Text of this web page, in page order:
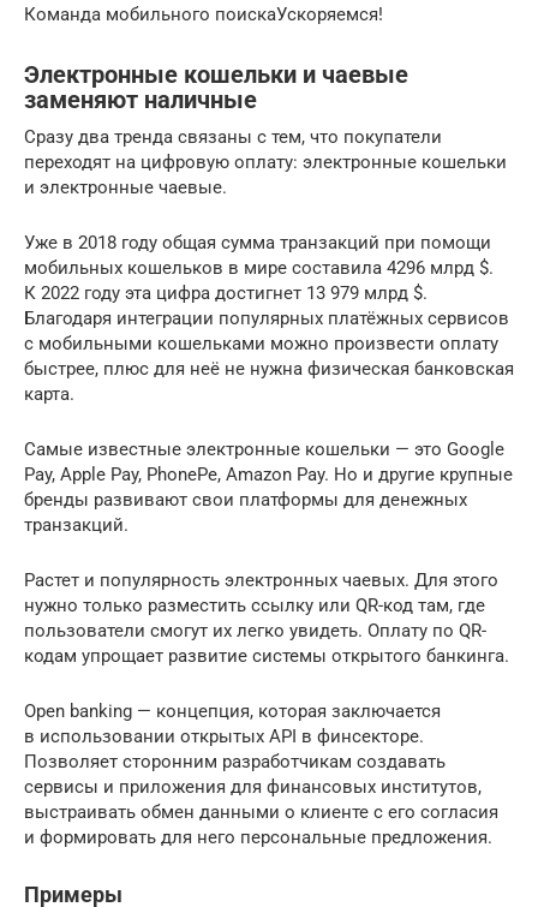
Команда мобильного поискаУскоряемся!
Электронные кошельки и чаевые
заменяют наличные
Сразу два тренда связаны с тем, что покупатели
переходят на цифровую оплату: электронные кошельки
и электронные чаевые.
Уже в 2018 году общая сумма транзакций при помощи
мобильных кошельков в мире составила 4296 млрд $.
К 2022 году эта цифра достигнет 13 979 млрд $.
Благодаря интеграции популярных платёжных сервисов
с мобильными кошельками можно произвести оплату
быстрее, плюс для неё не нужна физическая банковская
карта.
Самые известные электронные кошельки — это Google
Pay, Apple Pay, PhonePe, Amazon Pay. Но и другие крупные
бренды развивают свои платформы для денежных
транзакций.
Растет и популярность электронных чаевых. Для этого
нужно только разместить ссылку или QR-код там, где
пользователи смогут их легко увидеть. Оплату по QR-
кодам упрощает развитие системы открытого банкинга.
Open banking — концепция, которая заключается
в использовании открытых API в финсекторе.
Позволяет сторонним разработчикам создавать
сервисы и приложения для финансовых институтов,
выстраивать обмен данными о клиенте с его согласия
и формировать для него персональные предложения.
Примеры